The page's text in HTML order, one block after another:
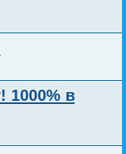
1000% в